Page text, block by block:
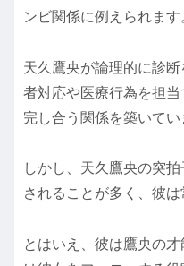
ンビ関係に例えられます
天久鷹央が論理的に診
者対応や医療行為を担
完し合う関係を築いてい
しかし、天久鷹央の突
されることが多く、彼は
とはいえ、彼は鷹央の